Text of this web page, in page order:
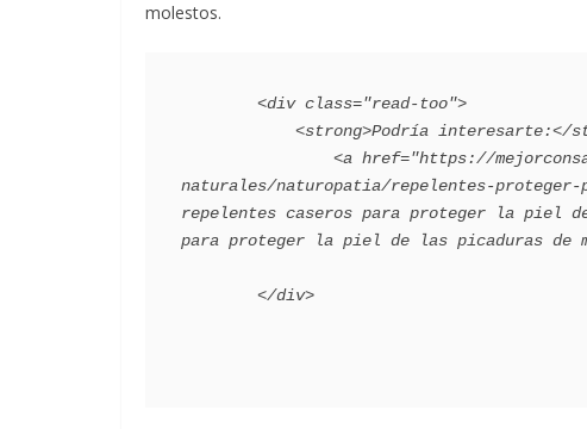
molestos.
naturales/naturopatia/repelentes-
repelentes caseros para proteger la piel
para proteger la piel de las picaduras de